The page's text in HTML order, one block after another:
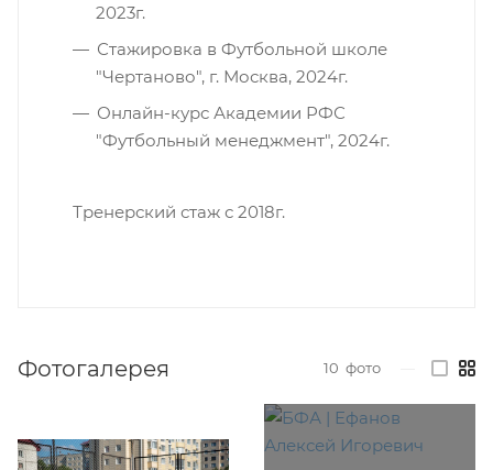
2023г.
Стажировка в Футбольной школе
"Чертаново", г. Москва, 2024г.
Онлайн-курс Академии РФС
"Футбольный менеджмент", 2024г.
Тренерский стаж с 2018г.
Фотогалерея 10 фото